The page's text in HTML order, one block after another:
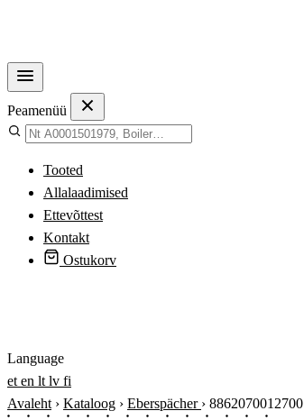
Peamenüü
Tooted
Allalaadimised
Ettevõttest
Kontakt
Ostukorv
Language
et en lt lv fi
Avaleht › Kataloog › Eberspächer › 8862070012700